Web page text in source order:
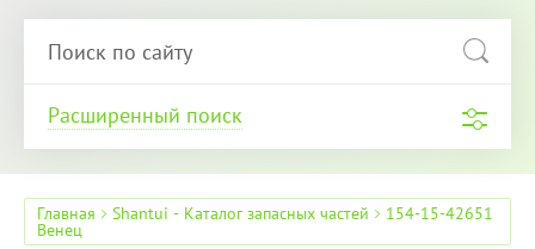
Расширенный поиск
Главная Shantui - Каталог запасных частей 154-15-42651
Венец